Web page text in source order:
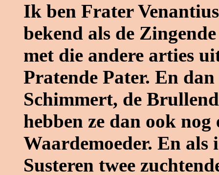
Ik ben Frater
bekend als de
met die andere arties
Pratende Pater. En
Schimmert, de
hebben ze dan ook nog
Waardemoeder. En
Susteren twee